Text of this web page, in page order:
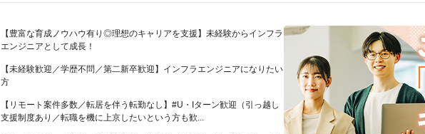
【豊富な育成ノウハウ有り◎理想のキャリアを支援】未経験からインフラ
エンジニアとして成長！
【未経験歓迎／学歴不問／第二新卒歓迎】インフラエンジニアになりたい
方
【リモート案件多数／転居を伴う転勤なし】#U・Iターン歓迎（引っ越し
支援制度あり／転職を機に上京したいという方も歓...